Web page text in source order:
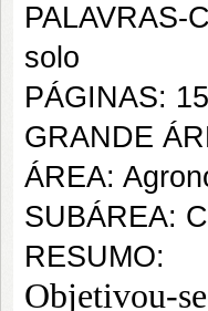
solo
PÁGINAS: 15
GRANDE
ÁREA:
SUBÁREA:
RESUMO:
Objetivou-